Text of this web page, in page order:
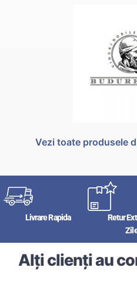
Vezi toate produsele
Livrare Rapida
Retur
Alți clienți au